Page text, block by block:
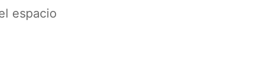
espacio